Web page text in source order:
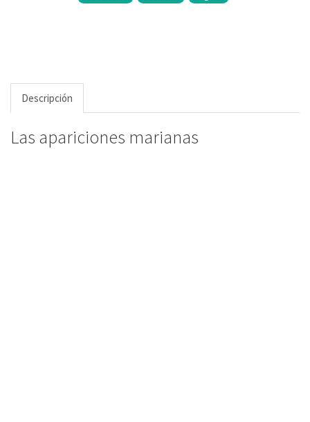
Descripción
Las apariciones marianas